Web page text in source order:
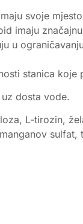
svoje
imaju
u
stanica
dosta vode.
L-tirozin,